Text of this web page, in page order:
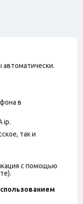
автоматически.
в
ip.
так и
с помощью